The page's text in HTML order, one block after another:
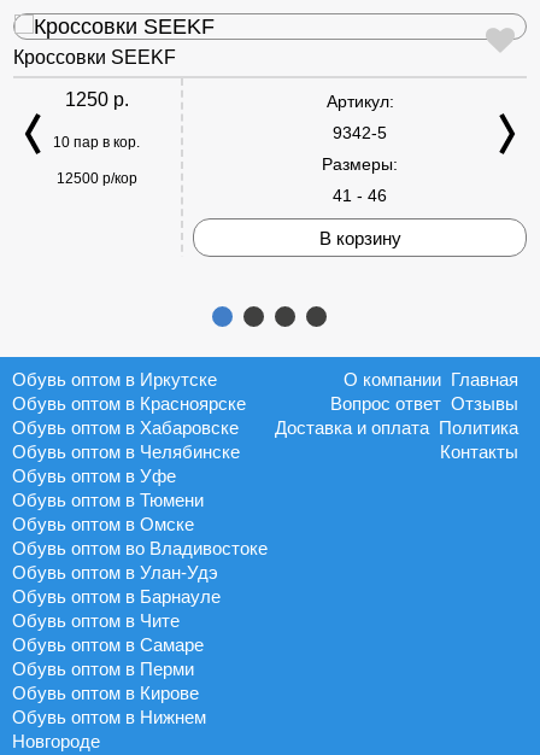
Кроссовки SEEKF
1250 р.
10 пар в кор.
12500 р/кор
Артикул:
9342-5
Размеры:
41 - 46
В корзину
Обувь оптом в Иркутске
Обувь оптом в Красноярске
Обувь оптом в Хабаровске
Обувь оптом в Челябинске
Обувь оптом в Уфе
Обувь оптом в Тюмени
Обувь оптом в Омске
Обувь оптом во Владивостоке
Обувь оптом в Улан-Удэ
Обувь оптом в Барнауле
Обувь оптом в Чите
Обувь оптом в Самаре
Обувь оптом в Перми
Обувь оптом в Кирове
Обувь оптом в Нижнем
Новгороде
Главная
О компании
Отзывы
Вопрос ответ
Политика
Доставка и оплата
Контакты